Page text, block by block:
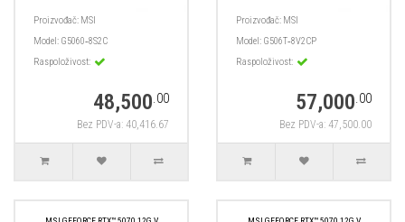
Proizvođač: MSI
Model: G5060‑8S2C
Raspoloživost:
48,500.00
Bez PDV-a: 40,416.67
Proizvođač: MSI
Model: G506T‑8V2CP
Raspoloživost:
57,000.00
Bez PDV-a: 47,500.00